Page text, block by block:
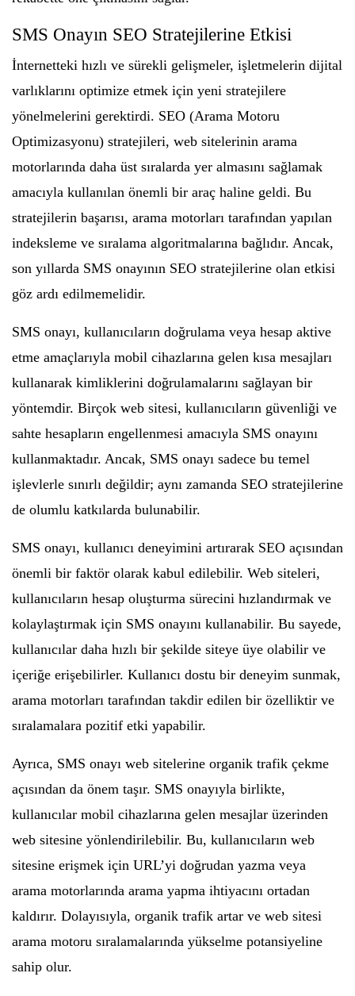
SMS Onayın SEO Stratejilerine Etkisi
İnternetteki hızlı ve sürekli gelişmeler, işletmelerin dijital
varlıklarını optimize etmek için yeni stratejilere
yönelmelerini gerektirdi. SEO (Arama Motoru
Optimizasyonu) stratejileri, web sitelerinin arama
motorlarında daha üst sıralarda yer almasını sağlamak
amacıyla kullanılan önemli bir araç haline geldi. Bu
stratejilerin başarısı, arama motorları tarafından yapılan
indeksleme ve sıralama algoritmalarına bağlıdır. Ancak,
son yıllarda SMS onayının SEO stratejilerine olan etkisi
göz ardı edilmemelidir.
SMS onayı, kullanıcıların doğrulama veya hesap aktive
etme amaçlarıyla mobil cihazlarına gelen kısa mesajları
kullanarak kimliklerini doğrulamalarını sağlayan bir
yöntemdir. Birçok web sitesi, kullanıcıların güvenliği ve
sahte hesapların engellenmesi amacıyla SMS onayını
kullanmaktadır. Ancak, SMS onayı sadece bu temel
işlevlerle sınırlı değildir; aynı zamanda SEO stratejilerine
de olumlu katkılarda bulunabilir.
SMS onayı, kullanıcı deneyimini artırarak SEO açısından
önemli bir faktör olarak kabul edilebilir. Web siteleri,
kullanıcıların hesap oluşturma sürecini hızlandırmak ve
kolaylaştırmak için SMS onayını kullanabilir. Bu sayede,
kullanıcılar daha hızlı bir şekilde siteye üye olabilir ve
içeriğe erişebilirler. Kullanıcı dostu bir deneyim sunmak,
arama motorları tarafından takdir edilen bir özelliktir ve
sıralamalara pozitif etki yapabilir.
Ayrıca, SMS onayı web sitelerine organik trafik çekme
açısından da önem taşır. SMS onayıyla birlikte,
kullanıcılar mobil cihazlarına gelen mesajlar üzerinden
web sitesine yönlendirilebilir. Bu, kullanıcıların web
sitesine erişmek için URL’yi doğrudan yazma veya
arama motorlarında arama yapma ihtiyacını ortadan
kaldırır. Dolayısıyla, organik trafik artar ve web sitesi
arama motoru sıralamalarında yükselme potansiyeline
sahip olur.